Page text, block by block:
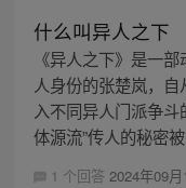
什么叫异人之下
《异人之下》是一
人身份的张楚岚，
入不同异人门派争
体源流”传人的秘密
1 个回答 2024年09